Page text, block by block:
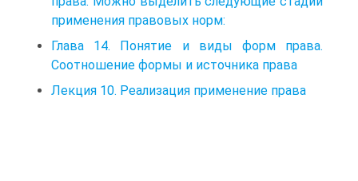
применения правовых норм:
Глава 14. Понятие и виды форм права.
Соотношение формы и источника права
Лекция 10. Реализация применение права